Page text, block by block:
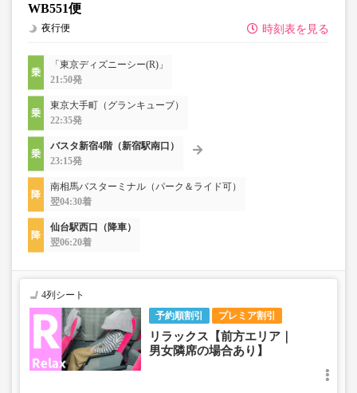
WB551便
時刻表を見る
夜行便
「東京ディズニーシー(R)」
21:50発
東京大手町（グランキューブ）
22:35発
バスタ新宿4階（新宿駅南口）
23:15発
南相馬バスターミナル（パーク＆ライド可）
翌04:30着
仙台駅西口（降車）
翌06:20着
予約順割引 プレミア割引
4列シート
リラックス【前方エリア｜
男女隣席の場合あり】